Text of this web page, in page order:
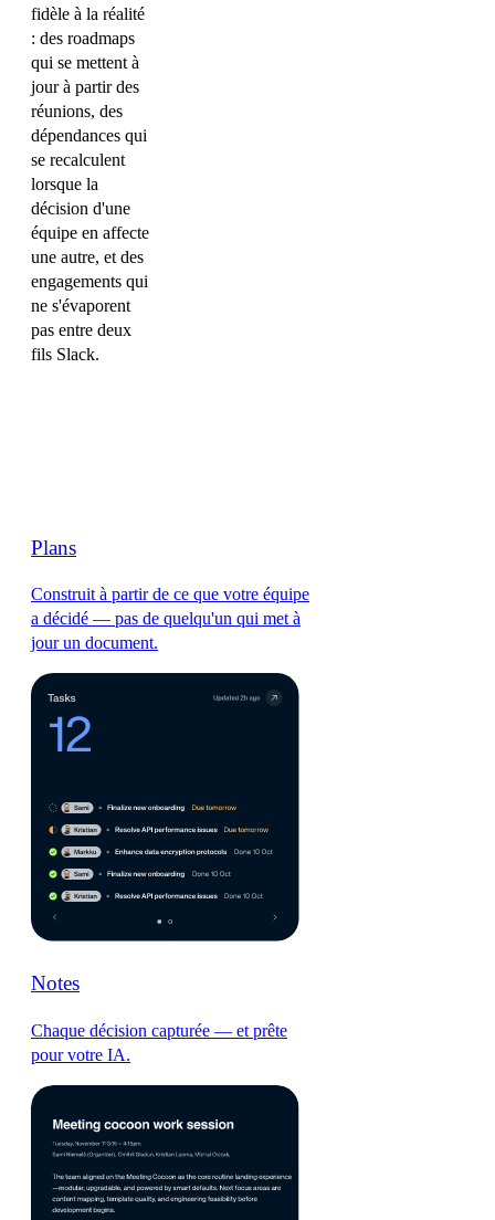
fidèle à la réalité
: des roadmaps
qui se mettent à
jour à partir des
réunions, des
dépendances qui
se recalculent
lorsque la
décision d'une
équipe en affecte
une autre, et des
engagements qui
ne s'évaporent
pas entre deux
fils Slack.
Plans
Construit à partir de ce que votre équipe
a décidé — pas de quelqu'un qui met à
jour un document.
Notes
Chaque décision capturée — et prête
pour votre IA.